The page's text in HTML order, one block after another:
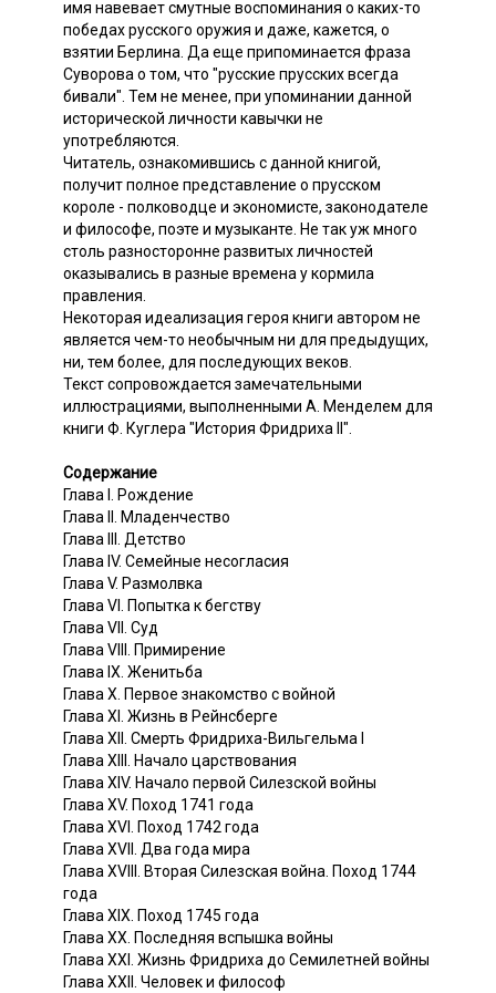
имя навевает смутные воспоминания о каких-то
победах русского оружия и даже, кажется, о
взятии Берлина. Да еще припоминается фраза
Суворова о том, что "русские прусских всегда
бивали". Тем не менее, при упоминании данной
исторической личности кавычки не
употребляются.
Читатель, ознакомившись с данной книгой,
получит полное представление о прусском
короле - полководце и экономисте, законодателе
и философе, поэте и музыканте. Не так уж много
столь разносторонне развитых личностей
оказывались в разные времена у кормила
правления.
Некоторая идеализация героя книги автором не
является чем-то необычным ни для предыдущих,
ни, тем более, для последующих веков.
Текст сопровождается замечательными
иллюстрациями, выполненными А. Менделем для
книги Ф. Куглера "История Фридриха II".
Содержание
Глава I. Рождение
Глава II. Младенчество
Глава III. Детство
Глава IV. Семейные несогласия
Глава V. Размолвка
Глава VI. Попытка к бегству
Глава VII. Суд
Глава VIII. Примирение
Глава IX. Женитьба
Глава X. Первое знакомство с войной
Глава XI. Жизнь в Рейнсберге
Глава XII. Смерть Фридриха-Вильгельма I
Глава XIII. Начало царствования
Глава XIV. Начало первой Силезской войны
Глава XV. Поход 1741 года
Глава XVI. Поход 1742 года
Глава XVII. Два года мира
Глава XVIII. Вторая Силезская война. Поход 1744
года
Глава XIX. Поход 1745 года
Глава XX. Последняя вспышка войны
Глава XXI. Жизнь Фридриха до Семилетней войны
Глава XXII. Человек и философ